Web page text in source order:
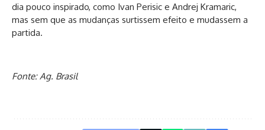
dia pouco inspirado, como Ivan Perisic e Andrej Kramaric,
mas sem que as mudanças surtissem efeito e mudassem a
partida.
Fonte: Ag. Brasil